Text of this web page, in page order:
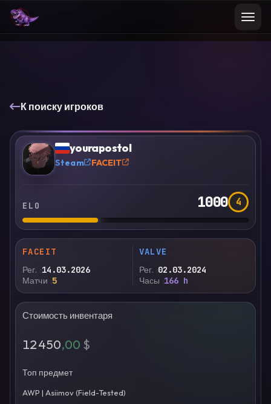
К поиску игроков
? yourapostol
Steam FACEIT
ELO 1000 4
FACEIT
Рег. 14.03.2026
Матчи 5
VALVE
Рег. 02.03.2024
Часы 166 h
Стоимость инвентаря
12 450,00 $
Топ предмет
AWP | Asiimov (Field-Tested)